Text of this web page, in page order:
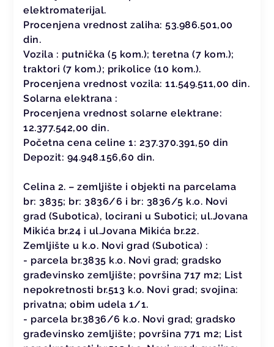
elektromaterijal.
Procenjena vrednost zaliha: 53.986.501,00
din.
Vozila : putnička (5 kom.); teretna (7 kom.);
traktori (7 kom.); prikolice (10 kom.).
Procenjena vrednost vozila: 11.549.511,00 din.
Solarna elektrana :
Procenjena vrednost solarne elektrane:
12.377.542,00 din.
Početna cena celine 1: 237.370.391,50 din
Depozit: 94.948.156,60 din.
Celina 2. – zemljište i objekti na parcelama
br: 3835; br: 3836/6 i br: 3836/5 k.o. Novi
grad (Subotica), locirani u Subotici; ul.Jovana
Mikića br.24 i ul.Jovana Mikića br.22.
Zemljište u k.o. Novi grad (Subotica) :
- parcela br.3835 k.o. Novi grad; gradsko
građevinsko zemljište; površina 717 m2; List
nepokretnosti br.513 k.o. Novi grad; svojina:
privatna; obim udela 1/1.
- parcela br.3836/6 k.o. Novi grad; gradsko
građevinsko zemljište; površina 771 m2; List